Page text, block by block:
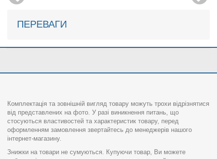
ПЕРЕВАГИ
Комплектація та зовнішній вигляд товару можуть трохи відрізнятися
від представлених на фото. У разі виникнення питань, що
стосуються властивостей та характеристик товару, перед
оформленням замовлення звертайтесь до менеджерів нашого
інтернет-магазину.
Знижки на товари не сумуються. Купуючи товар, Ви можете